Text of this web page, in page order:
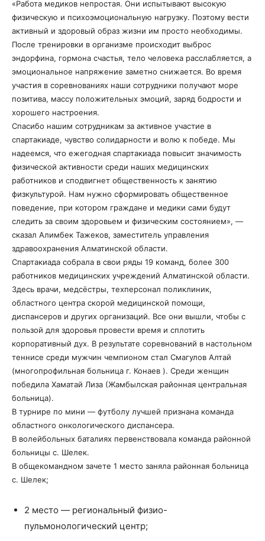
«Работа медиков непростая. Они испытывают высокую
физическую и психоэмоциональную нагрузку. Поэтому вести
активный и здоровый образ жизни им просто необходимы.
После тренировки в организме происходит выброс
эндорфина, гормона счастья, тело человека расслабляется, а
эмоциональное напряжение заметно снижается. Во время
участия в соревнованиях наши сотрудники получают море
позитива, массу положительных эмоций, заряд бодрости и
хорошего настроения.
Спасибо нашим сотрудникам за активное участие в
спартакиаде, чувство солидарности и волю к победе. Мы
надеемся, что ежегодная спартакиада повысит значимость
физической активности среди наших медицинских
работников и сподвигнет общественность к занятию
физкультурой. Нам нужно сформировать общественное
поведение, при котором граждане и медики сами будут
следить за своим здоровьем и физическим состоянием», —
сказал Алимбек Тажеков, заместитель управления
здравоохранения Алматинской области.
Спартакиада собрала в свои ряды 19 команд, более 300
работников медицинских учреждений Алматинской области.
Здесь врачи, медсёстры, техперсонал поликлиник,
областного центра скорой медицинской помощи,
диспансеров и других организаций. Все они вышли, чтобы с
пользой для здоровья провести время и сплотить
корпоративный дух. В результате соревнований в настольном
теннисе среди мужчин чемпионом стал Смагулов Алтай
(многопрофильная больница г. Конаев ). Среди женщин
победила Хаматай Лиза (Жамбылская районная центральная
больница).
В турнире по мини — футболу лучшей признана команда
областного онкологического диспансера.
В волейбольных баталиях первенствовала команда районной
больницы с. Шелек.
В общекомандном зачете 1 место заняла районная больница
с. Шелек;
2 место — региональный физио-
пульмонологический центр;